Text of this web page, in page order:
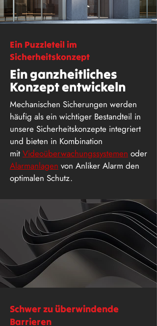
Ein Puzzleteil im
Sicherheitskonzept
Ein ganzheitliches
Konzept entwickeln
Mechanischen Sicherungen werden
häufig als ein wichtiger Bestandteil in
unsere Sicherheitskonzepte integriert
und bieten in Kombination
mit Videoüberwachungssystemen oder
Alarmanlagen von Anliker Alarm den
optimalen Schutz.
Schwer zu überwindende
Barrieren